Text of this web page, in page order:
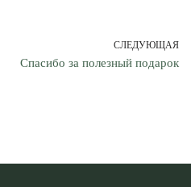
СЛЕДУЮЩАЯ
Спасибо за полезный подарок